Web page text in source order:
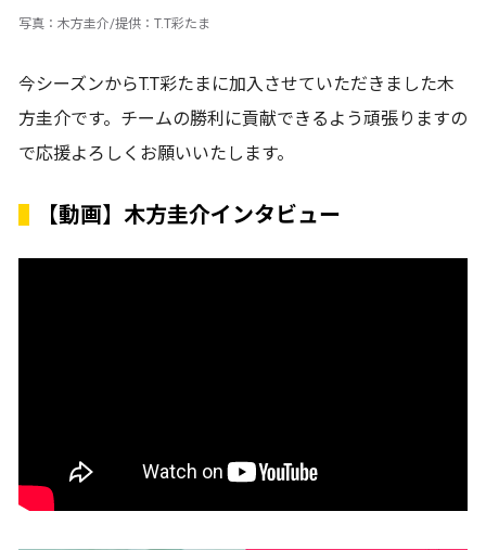
写真：木方圭介/提供：T.T彩たま
今シーズンからT.T彩たまに加入させていただきました木
方圭介です。チームの勝利に貢献できるよう頑張りますの
で応援よろしくお願いいたします。
【動画】木方圭介インタビュー